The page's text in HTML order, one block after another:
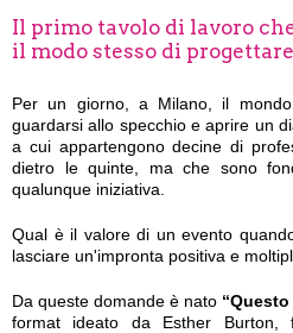
Il primo tavolo di lavoro
il modo stesso di
Per un giorno, a Milano, il
guardarsi allo specchio e aprire un
a cui appartengono decine di
dietro le quinte, ma che sono
qualunque iniziativa.
Qual è il valore di un evento
lasciare un'impronta positiva e
Da queste domande è nato
format ideato da Esther Burton,